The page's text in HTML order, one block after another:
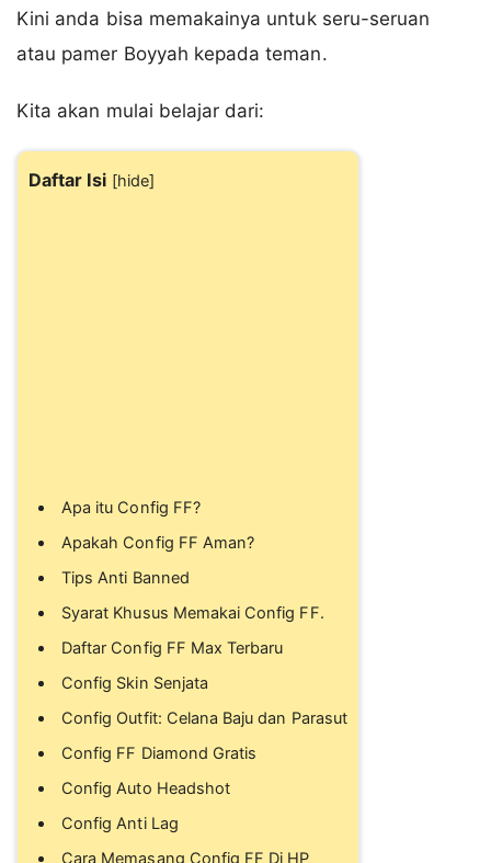
Kini anda bisa memakainya untuk seru-seruan
atau pamer Boyyah kepada teman.
Kita akan mulai belajar dari:
Daftar Isi [hide]
Apa itu Config FF?
Apakah Config FF Aman?
Tips Anti Banned
Syarat Khusus Memakai Config FF.
Daftar Config FF Max Terbaru
Config Skin Senjata
Config Outfit: Celana Baju dan Parasut
Config FF Diamond Gratis
Config Auto Headshot
Config Anti Lag
Cara Memasang Config FF Di HP